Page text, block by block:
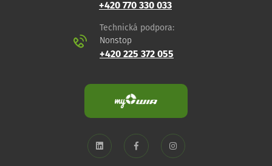
+420 770 330 033
Technická podpora:
Nonstop
+420 225 372 055